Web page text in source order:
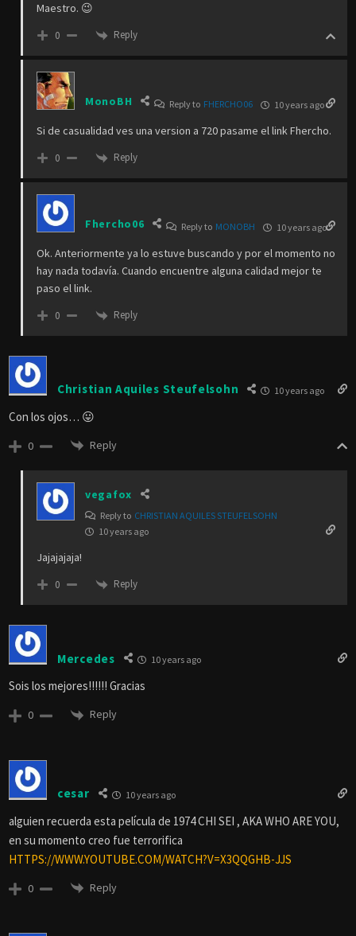
Maestro. 😉
0 Reply
MonoBH Reply to FHERCHO06 10 years ago
Si de casualidad ves una version a 720 pasame el link Fhercho.
0 Reply
Fhercho06 Reply to MONOBH 10 years ago
Ok. Anteriormente ya lo estuve buscando y por el momento no
hay nada todavía. Cuando encuentre alguna calidad mejor te
paso el link.
0 Reply
Christian Aquiles Steufelsohn 10 years ago
Con los ojos… 😛
0 Reply
vegafox
Reply to CHRISTIAN AQUILES STEUFELSOHN
10 years ago
Jajajajaja!
0 Reply
Mercedes 10 years ago
Sois los mejores!!!!!! Gracias
0 Reply
cesar 10 years ago
alguien recuerda esta película de 1974 CHI SEI , AKA WHO ARE YOU,
en su momento creo fue terrorifica
HTTPS://WWW.YOUTUBE.COM/WATCH?V=X3QQGHB-JJS
0 Reply